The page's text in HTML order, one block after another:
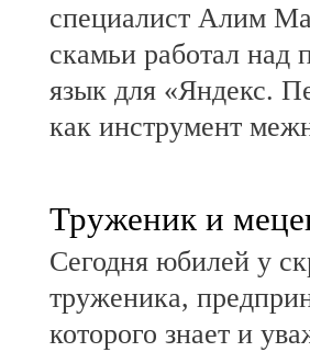
специалист Алим
скамьи работал над
язык для «Яндекс.
как инструмент
Труженик и
Сегодня юбилей у
труженика,
которого знает и